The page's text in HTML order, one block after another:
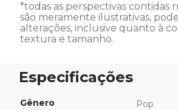
*todas as perspectivas contidas
são meramente ilustrativas,
alterações, inclusive quanto à
textura e tamanho.
Gênero Pop